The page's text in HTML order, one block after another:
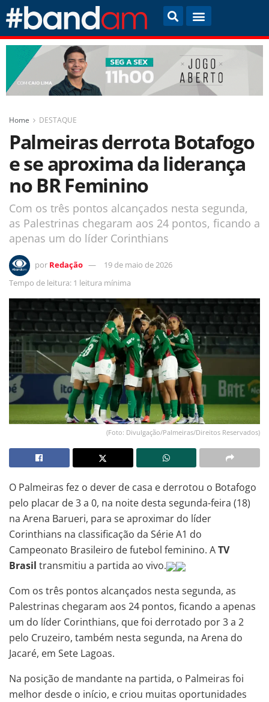
Home DESTAQUE
Palmeiras derrota Botafogo
e se aproxima da liderança
no BR Feminino
Com os três pontos alcançados nesta segunda,
as Palestrinas chegaram aos 24 pontos, ficando a
apenas um do líder Corinthians
por Redação
19 de maio de 2026
Tempo de leitura: 1 leitura mínima
(Foto: Divulgação/Palmeiras/Direitos Reservados)
O Palmeiras fez o dever de casa e derrotou o Botafogo
pelo placar de 3 a 0, na noite desta segunda-feira (18)
na Arena Barueri, para se aproximar do líder
Corinthians na classificação da Série A1 do
Campeonato Brasileiro de futebol feminino. ATV
Brasil transmitiu a partida ao vivo.
Com os três pontos alcançados nesta segunda, as
Palestrinas chegaram aos 24 pontos, ficando a apenas
um do líder Corinthians, que foi derrotado por 3 a 2
pelo Cruzeiro, também nesta segunda, na Arena do
Jacaré, em Sete Lagoas.
Na posição de mandante na partida, o Palmeiras foi
melhor desde o início, e criou muitas oportunidades